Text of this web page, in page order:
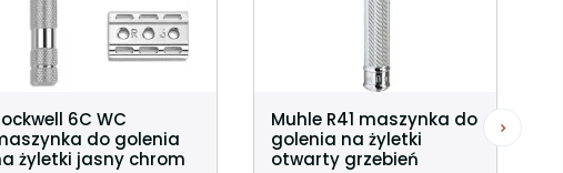
6C WC
do golenia
żyletki jasny chrom
Muhle R41 maszynka do
golenia na żyletki
otwarty grzebień